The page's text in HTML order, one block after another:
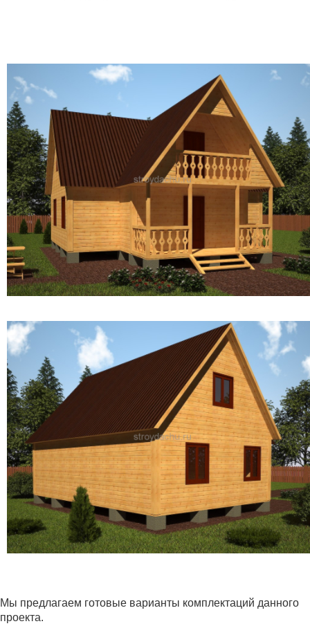
Мы предлагаем готовые варианты комплектаций данного
проекта.